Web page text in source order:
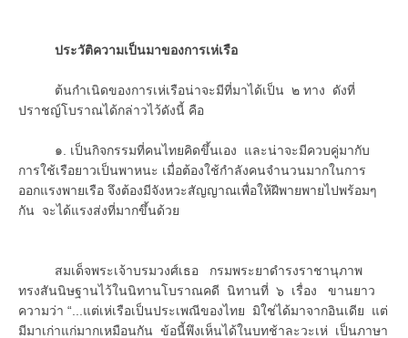
ประวัติความเป็นมาของการเห่เรือ
ต้นกำเนิดของการเห่เรือน่าจะมีที่มาได้เป็น ๒ ทาง ดังที่
ปราชญ์โบราณได้กล่าวไว้ดังนี้ คือ
๑. เป็นกิจกรรมที่คนไทยคิดขึ้นเอง และน่าจะมีควบคู่มากับ
การใช้เรือยาวเป็นพาหนะ เมื่อต้องใช้กำลังคนจำนวนมากในการ
ออกแรงพายเรือ จึงต้องมีจังหวะสัญญาณเพื่อให้ฝีพายพายไปพร้อมๆ
กัน จะได้แรงส่งที่มากขึ้นด้วย
สมเด็จพระเจ้าบรมวงศ์เธอ กรมพระยาดำรงราชานุภาพ
ทรงสันนิษฐานไว้ในนิทานโบราณคดี นิทานที่ ๖ เรื่อง ขานยาว
ความว่า “...แต่เห่เรือเป็นประเพณีของไทย มิใช่ได้มาจากอินเดีย แต่
มีมาเก่าแก่มากเหมือนกัน ข้อนี้พึงเห็นได้ในบทช้าละวะเห่ เป็นภาษา